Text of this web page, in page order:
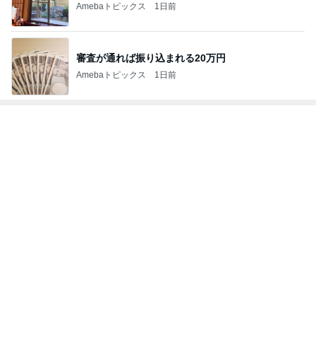
Amebaトピックス 1日前
審査が通れば振り込まれる20万円
Amebaトピックス 1日前